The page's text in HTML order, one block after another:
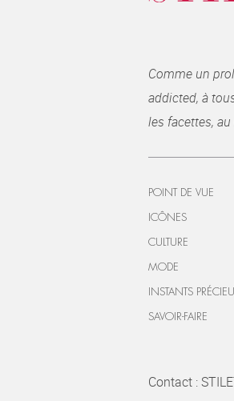
Comme un
addicted, à
les facettes,
POINT DE VUE
ICÔNES
CULTURE
MODE
INSTANTS
SAVOIR-FAIRE
Contact :